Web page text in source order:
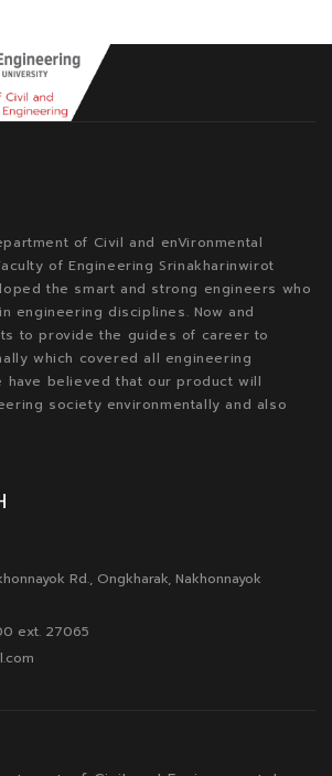
of Civil and enVironmental
of Engineering Srinakharinwirot
the smart and strong engineers who
engineering disciplines. Now and
to provide the guides of career to
which covered all engineering
have believed that our product will
society environmentally and also
Rd., Ongkharak, Nakhonnayok
ext. 27065